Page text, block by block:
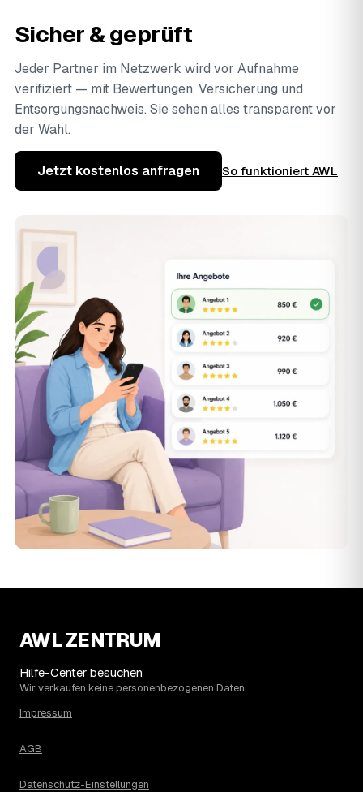
Sicher & geprüft
Jeder Partner im Netzwerk wird vor Aufnahme
verifiziert — mit Bewertungen, Versicherung und
Entsorgungsnachweis. Sie sehen alles transparent vor
der Wahl.
Jetzt kostenlos anfragen So funktioniert AWL
AWL ZENTRUM
Hilfe-Center besuchen
Wir verkaufen keine personenbezogenen Daten
Impressum
AGB
Datenschutz-Einstellungen